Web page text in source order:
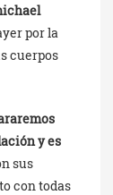
por la
cuerpos
y es
sus
con todas